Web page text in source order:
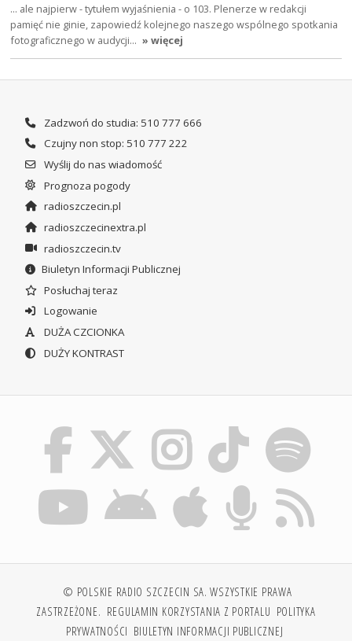
... ale najpierw - tytułem wyjaśnienia - o 103. Plenerze w redakcji
pamięć nie ginie, zapowiedź kolejnego naszego wspólnego spotkania
fotograficznego w audycji… » więcej
Zadzwoń do studia: 510 777 666
Czujny non stop: 510 777 222
Wyślij do nas wiadomość
Prognoza pogody
radioszczecin.pl
radioszczecinextra.pl
radioszczecin.tv
Biuletyn Informacji Publicznej
Posłuchaj teraz
Logowanie
DUŻA CZCIONKA
DUŻY KONTRAST
© POLSKIE RADIO SZCZECIN SA. WSZYSTKIE PRAWA
ZASTRZEŻONE. REGULAMIN KORZYSTANIA Z PORTALU POLITYKA
PRYWATNOŚCI BIULETYN INFORMACJI PUBLICZNEJ